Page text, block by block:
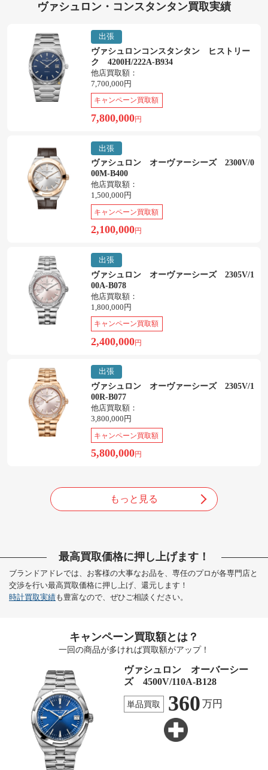
ヴァシュロン・コンスタンタン買取実績
出張
ヴァシュロンコンスタンタン ヒストリー
ク 4200H/222A-B934
他店買取額：
7,700,000円
キャンペーン買取額
7,800,000円
出張
ヴァシュロン オーヴァーシーズ 2300V/0
00M-B400
他店買取額：
1,500,000円
キャンペーン買取額
2,100,000円
出張
ヴァシュロン オーヴァーシーズ 2305V/1
00A-B078
他店買取額：
1,800,000円
キャンペーン買取額
2,400,000円
出張
ヴァシュロン オーヴァーシーズ 2305V/1
00R-B077
他店買取額：
3,800,000円
キャンペーン買取額
5,800,000円
もっと見る
最高買取価格に押し上げます！
ブランドアドレでは、お客様の大事なお品を、専任のプロが各専門店と
交渉を行い最高買取価格に押し上げ、還元します！
時計買取実績も豊富なので、ぜひご相談ください。
キャンペーン買取額とは？
一回の商品が多ければ買取額がアップ！
ヴァシュロン オーバーシー
ズ 4500V/110A-B128
単品買取 360 万円